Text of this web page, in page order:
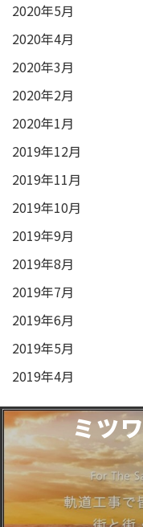
2020年5月
2020年4月
2020年3月
2020年2月
2020年1月
2019年12月
2019年11月
2019年10月
2019年9月
2019年8月
2019年7月
2019年6月
2019年5月
2019年4月
ミツ